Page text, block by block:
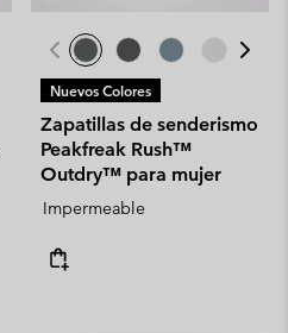
Nuevos Colores
Zapatillas de senderismo
Peakfreak Rush™
Outdry™ para mujer
Impermeable